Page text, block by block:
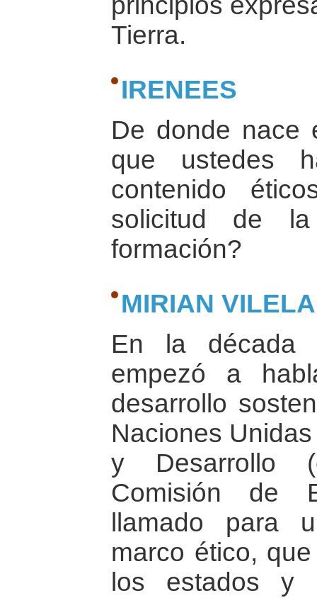
Tierra.
IRENEES
De donde nace
que ustedes
contenido
solicitud de
formación?
MIRIAN VILELA
En la década
empezó a
desarrollo
Naciones
y Desarrollo
Comisión de
llamado para
marco ético,
los estados y